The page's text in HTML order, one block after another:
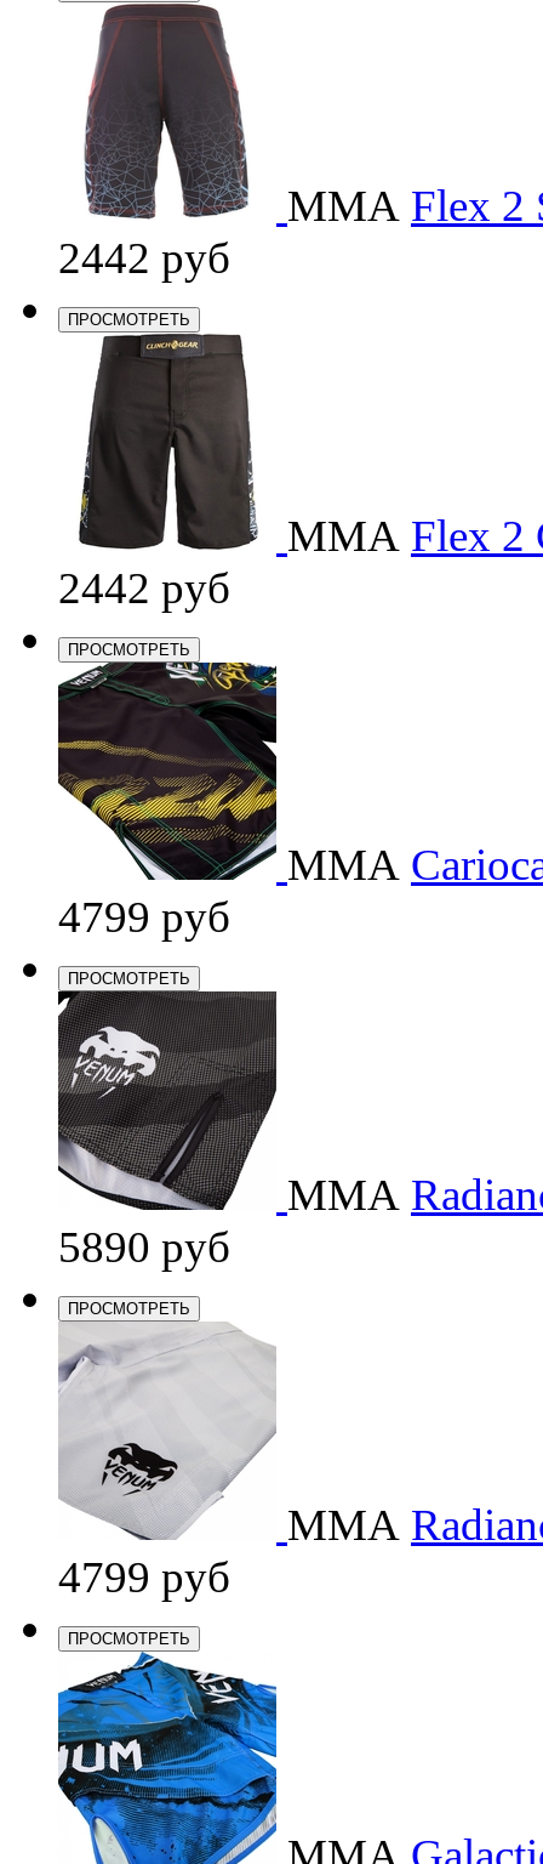
ММА Flex 2
2442 руб
ПРОСМОТРЕТЬ
ММА Flex 2
2442 руб
ПРОСМОТРЕТЬ
ММА
4799 руб
ПРОСМОТРЕТЬ
ММА
5890 руб
ПРОСМОТРЕТЬ
ММА
4799 руб
ПРОСМОТРЕТЬ